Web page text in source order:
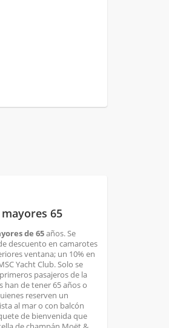
65
de 65años. Se
descuento en camarotes
ventana; un 10% en
Yacht Club. Solo se
pasajeros de la
han de tener 65 años o
reserven un
al mar o con balcón
de bienvenida que